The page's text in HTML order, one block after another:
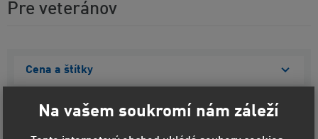
Pre veteránov
Cena a štítky
Materiál obalu
Na vašem soukromí nám záleží